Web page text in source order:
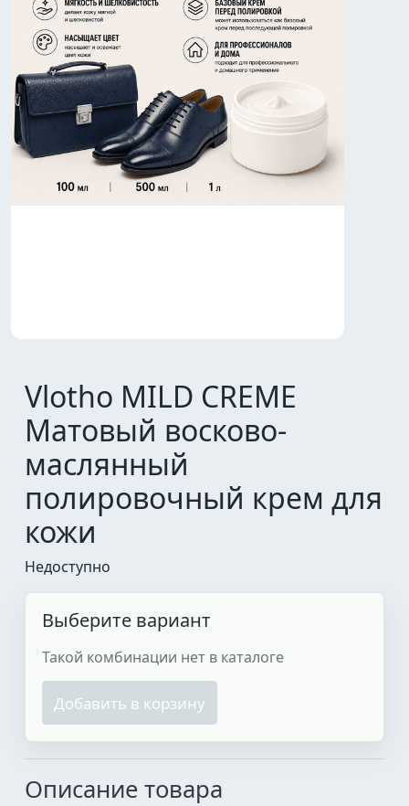
Vlotho MILD CREME
Матовый восково-
маслянный
полировочный крем для
кожи
Недоступно
Выберите вариант
Такой комбинации нет в каталоге
Добавить в корзину
Описание товара